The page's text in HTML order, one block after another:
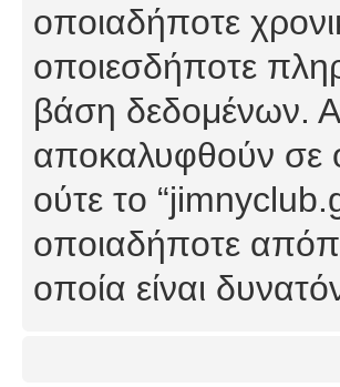
οποιαδήποτε
οποιεσδήποτε
βάση δεδομένων.
αποκαλυφθούν σε
ούτε το
οποιαδήποτε
οποία είναι